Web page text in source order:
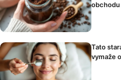
obchodu
Tato
vymaže